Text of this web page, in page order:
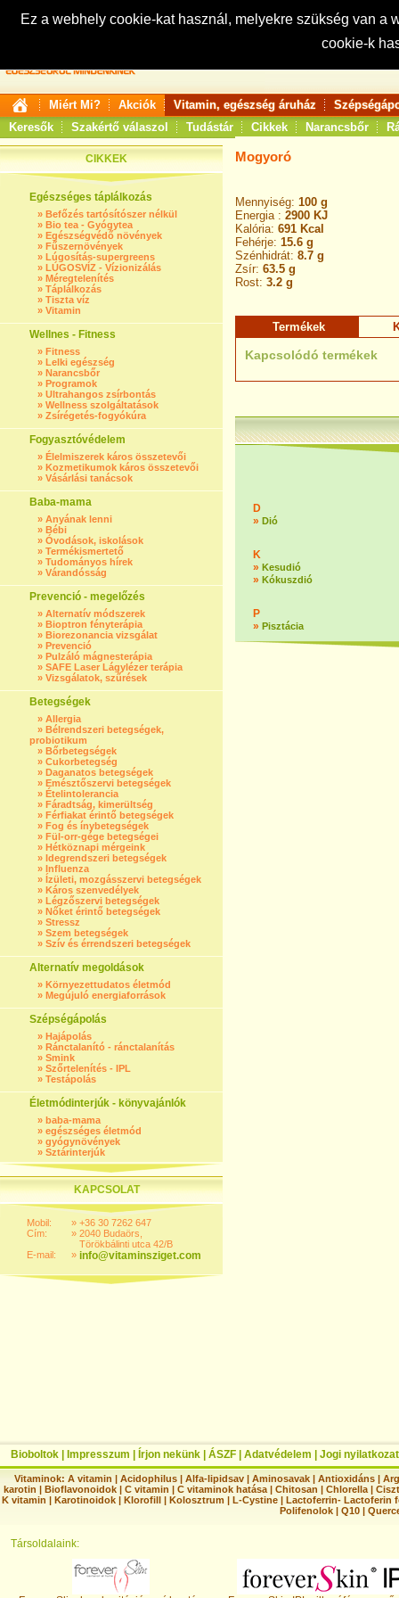
Ez a webhely cookie-kat használ, melyekre szükség van
cookie-k
Keresés:
Miért Mi? Akciók Vitamin, egészség áruház
Keresők
Szakértő válaszol Tudástár Cikkek Narancsbőr
CIKKEK
Egészséges táplálkozás
» Befőzés tartósítószer nélkül
» Bio tea - Gyógytea
» Egészségvédő növények
» Fűszernövények
» Lúgosítás-supergreens
» LÚGOSVÍZ - Vízionizálás
» Méregtelenítés
» Táplálkozás
» Tiszta víz
» Vitamin
Wellnes - Fitness
» Fitness
» Lelki egészség
» Narancsbőr
» Programok
» Ultrahangos zsírbontás
» Wellness szolgáltatások
» Zsírégetés-fogyókúra
Fogyasztóvédelem
» Élelmiszerek káros összetevői
» Kozmetikumok káros összetevői
» Vásárlási tanácsok
Baba-mama
» Anyának lenni
» Bébi
» Óvodások, iskolások
» Termékismertető
» Tudományos hírek
» Várandósság
Prevenció - megelőzés
» Alternatív módszerek
» Bioptron fényterápia
» Biorezonancia vizsgálat
» Prevenció
» Pulzáló mágnesterápia
» SAFE Laser Lágylézer terápia
» Vizsgálatok, szűrések
Betegségek
» Allergia
» Bélrendszeri betegségek,
probiotikum
» Bőrbetegségek
» Cukorbetegség
» Daganatos betegségek
» Emésztőszervi betegségek
» Ételintolerancia
» Fáradtság, kimerültség
» Férfiakat érintő betegségek
» Fog és ínybetegségek
» Fül-orr-gége betegségei
» Hétköznapi mérgeink
» Idegrendszeri betegségek
» Influenza
» Ízületi, mozgásszervi betegségek
» Káros szenvedélyek
» Légzőszervi betegségek
» Nőket érintő betegségek
» Stressz
» Szem betegségek
» Szív és érrendszeri betegségek
Alternatív megoldások
» Környezettudatos életmód
» Megújuló energiaforrások
Szépségápolás
» Hajápolás
» Ránctalanító - ránctalanítás
» Smink
» Szőrtelenítés - IPL
» Testápolás
Életmódinterjúk - könyvajánlók
» baba-mama
» egészséges életmód
» gyógynövények
» Sztárinterjúk
KAPCSOLAT
Mobil:
Cím:
E-mail:
»
»
»
+36 30 7262 647
2040 Budaörs,
Törökbálinti utca 42/B
info@vitaminsziget.com
Mogyoró
Mennyiség: 100 g
Energia : 2900 KJ
Kalória: 691 Kcal
Fehérje: 15.6 g
Szénhidrát: 8.7 g
Zsír: 63.5 g
Rost: 3.2 g
Termékek
Kapcsolódó termékek
D
» Dió
K
» Kesudió
» Kókuszdió
P
» Pisztácia
Bioboltok Impresszum Írjon nekünk ÁSZF Adatvédelem Jogi nyilatkozat
Vitaminok: A vitamin |Acidophilus |Alfa-lipidsav |Aminosavak |Antioxidáns |
karotin | Bioflavonoidok | C vitamin | C vitaminok hatása | Chitosan | Chlorella |
K vitamin | Karotinoidok | Klorofill | Kolosztrum | L-Cystine | Lactoferrin- Lactoferin
Polifenolok |Q10 |
Társoldalaink: